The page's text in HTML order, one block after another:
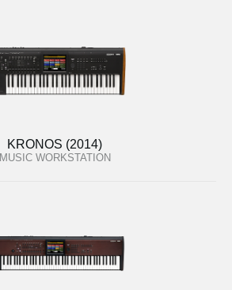
KRONOS (2014)
MUSIC WORKSTATION